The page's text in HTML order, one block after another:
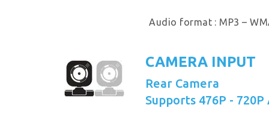
Audio format : MP3 –
CAMERA INPUT
Rear Camera
Supports 476P - 720P